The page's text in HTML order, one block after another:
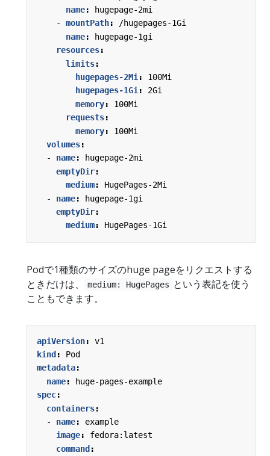
name:
hugepage-2mi
- mountPath:
/hugepages-1Gi
name:
hugepage-1gi
resources:
limits:
hugepages-2Mi :
100Mi
hugepages-1Gi:
2Gi
memory:
100Mi
requests:
memory:
100Mi
volumes:
- name:
hugepage-2mi
emptyDir:
medium:
HugePages-2Mi
- name:
hugepage-1gi
emptyDir:
medium: HugePages-1Gi
Podで1種類のサイズのhuge pageをリクエストする
ときだけは、
medium: HugePages という表記を使う
こともできます。
apiVersion:
v1
kind :
Pod
metadata:
name:
huge-pages-example
spec:
containers:
- name:
example
image:
fedora:latest
command :